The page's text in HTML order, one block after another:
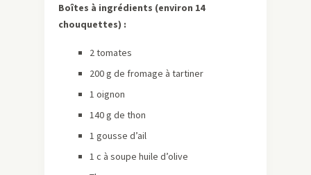
Boîtes à ingrédients (environ 14
chouquettes) :
2 tomates
200 g de fromage à tartiner
1 oignon
140 g de thon
1 gousse d’ail
1 c à soupe huile d’olive